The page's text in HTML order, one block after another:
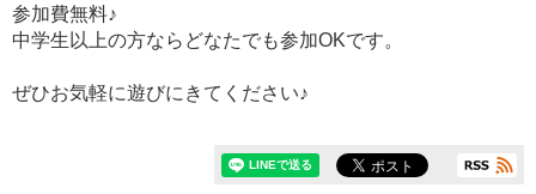
参加費無料♪
中学生以上の方ならどなたでも参加OKです。
ぜひお気軽に遊びにきてください♪